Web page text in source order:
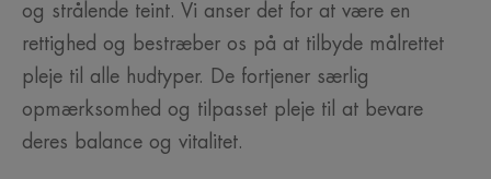
og strålende teint. Vi anser det for at være en
rettighed og bestræber os på at tilbyde målrettet
pleje til alle hudtyper. De fortjener særlig
opmærksomhed og tilpasset pleje til at bevare
deres balance og vitalitet.